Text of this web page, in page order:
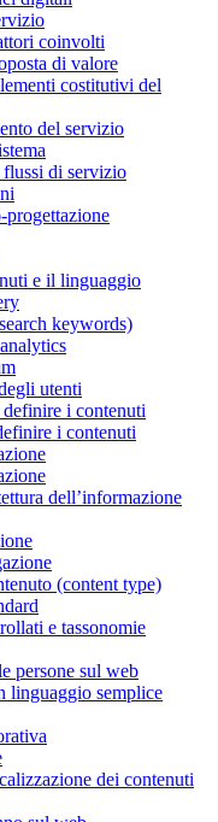
coinvolti
di valore
costitutivi del
del servizio
flussi di servizio
progettazione
e il linguaggio
keywords)
utenti
i contenuti
i contenuti
dell’informazione
(content type)
e tassonomie
persone sul web
linguaggio semplice
dei contenuti